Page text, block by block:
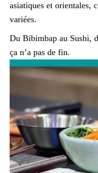
asiatiques et orientales,
variées.
Du Bibimbap au Sushi,
ça n’a pas de fin.